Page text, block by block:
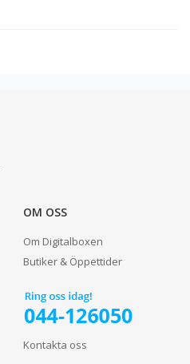
OM OSS
Om Digitalboxen
Butiker & Öppettider
Kontakta oss